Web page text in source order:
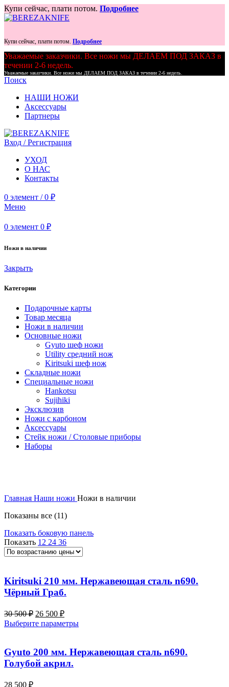
Купи сейчас, плати потом. Подробнее
Купи сейчас, плати потом. Подробнее
Уважаемые заказчики. Все ножи мы ДЕЛАЕМ ПОД ЗАКАЗ в
течении 2-6 недель.
Уважаемые заказчики. Все ножи мы ДЕЛАЕМ ПОД ЗАКАЗ в течении 2-6 недель.
Поиск
НАШИ НОЖИ
Аксессуары
Партнеры
Вход / Регистрация
УХОД
О НАС
Контакты
0 элемент / 0 ₽
Меню
0 элемент 0 ₽
Ножи в наличии
Закрыть
Категории
Подарочные карты
Товар месяца
Ножи в наличии
Основные ножи
Gyuto шеф ножи
Utility средний нож
Kiritsuki шеф нож
Складные ножи
Специальные ножи
Hankotsu
Sujihiki
Эксклюзив
Ножи с карбоном
Аксессуары
Стейк ножи / Столовые приборы
Наборы
Главная Наши ножи Ножи в наличии
Показаны все (11)Цены:
возрастанию
Показать боковую панель
Показать 12 24 36
Kiritsuki 210 мм. Нержавеющая сталь n690.
Чёрный Граб.
30 500₽ Первоначальная
цена
составляла
500 ₽.
26 500 ₽Текущая
цена:
26
Выберите параметрыЭтот
несколько
вариаций.
Gyuto 200 мм. Нержавеющая сталь n690.
Голубой акрил.
28 500 ₽